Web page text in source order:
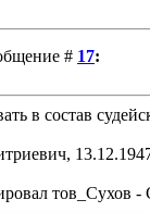
# 17:
в состав
тов_Сухов -